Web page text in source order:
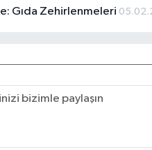
Gıda Zehirlenmeleri